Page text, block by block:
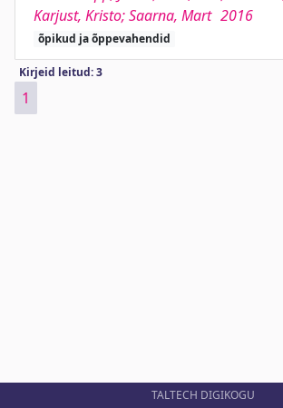
Karjust, Kristo; Saarna, Mart 2016
õpikud ja õppevahendid
Kirjeid leitud: 3
1
TALTECH DIGIKOGU